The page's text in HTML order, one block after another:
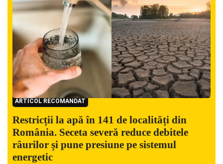
ARTICOL RECOMANDAT
Restricții la apă în 141 de localități din
România. Seceta severă reduce debitele
râurilor și pune presiune pe sistemul
energetic